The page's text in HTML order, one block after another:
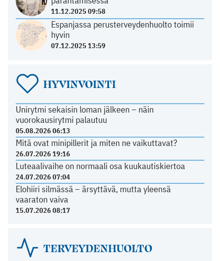
11.12.2025 09:58
Espanjassa perusterveydenhuolto toimii
hyvin
07.12.2025 13:59
HYVINVOINTI
Unirytmi sekaisin loman jälkeen – näin
vuorokausirytmi palautuu
05.08.2026 06:13
Mitä ovat minipillerit ja miten ne vaikuttavat?
26.07.2026 19:16
Luteaalivaihe on normaali osa kuukautiskiertoa
24.07.2026 07:04
Elohiiri silmässä – ärsyttävä, mutta yleensä
vaaraton vaiva
15.07.2026 08:17
TERVEYDENHUOLTO